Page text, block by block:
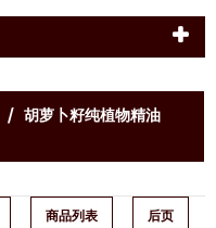
胡萝卜籽纯植物精油
商品列表 后页